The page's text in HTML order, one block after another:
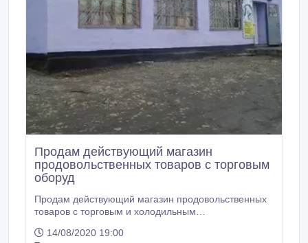
Продам действующий магазин
продовольственных товаров с торговым
оборуд
Продам действующий магазин продовольственных
товаров с торговым и холодильным
, площадь торгового зала 64.8 м2. Цена договорная
14/08/2020 19:00